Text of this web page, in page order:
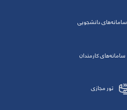
سامانه‌های دانشجویی
سامانه‌های کارمندان
تور مجازی